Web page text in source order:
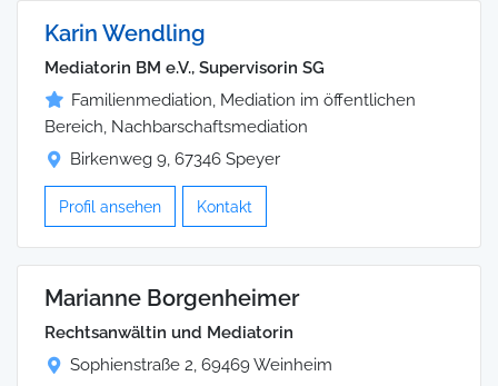
Karin Wendling
Mediatorin BM e.V., Supervisorin SG
Familienmediation, Mediation im öffentlichen
Bereich, Nachbarschaftsmediation
Birkenweg 9, 67346 Speyer
Profil ansehen Kontakt
Marianne Borgenheimer
Rechtsanwältin und Mediatorin
Sophienstraße 2, 69469 Weinheim